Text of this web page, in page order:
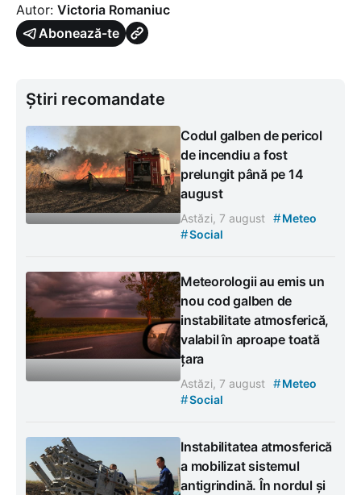
Autor: Victoria Romaniuc
Abonează-te
Știri recomandate
Codul galben de pericol
de incendiu a fost
prelungit până pe 14
august
Astăzi, 7 august #Meteo
#Social
Meteorologii au emis un
nou cod galben de
instabilitate atmosferică,
valabil în aproape toată
țara
Astăzi, 7 august #Meteo
#Social
Instabilitatea atmosferică
a mobilizat sistemul
antigrindină. În nordul și